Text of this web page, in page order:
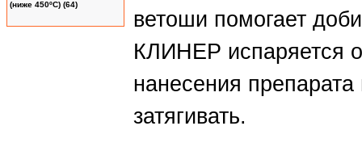
(ниже 450ºC) (64)
ветоши помогает
КЛИНЕР испаряется
нанесения препарата
затягивать.